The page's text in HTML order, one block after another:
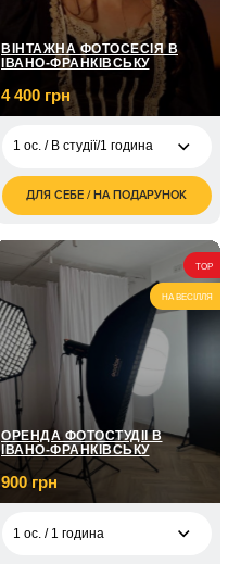
ВІНТАЖНА ФОТОСЕСІЯ В
ІВАНО-ФРАНКІВСЬКУ
4 400 грн
1 ос. / В студії/1 година
1 ос. / В студії/1
година
грн
1 ос. / Вулична/1
година
3 500
грн
ДЛЯ СЕБЕ / НА ПОДАРУНОК
TOP
НА ВЕСІЛЛЯ
ОРЕНДА ФОТОСТУДІЇ В
ІВАНО-ФРАНКІВСЬКУ
900 грн
1 ос. / 1 година